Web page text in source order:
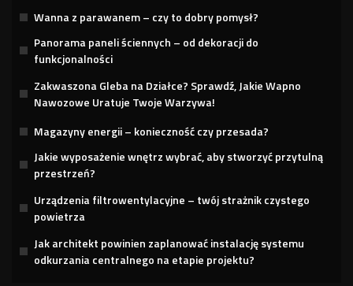
Wanna z parawanem – czy to dobry pomysł?
Panorama paneli ściennych – od dekoracji do
funkcjonalności
Zakwaszona Gleba na Działce? Sprawdź, Jakie Wapno
Nawozowe Uratuje Twoje Warzywa!
Magazyny energii – konieczność czy przesada?
Jakie wyposażenie wnętrz wybrać, aby stworzyć przytulną
przestrzeń?
Urządzenia filtrowentylacyjne – twój strażnik czystego
powietrza
Jak architekt powinien zaplanować instalację systemu
odkurzania centralnego na etapie projektu?